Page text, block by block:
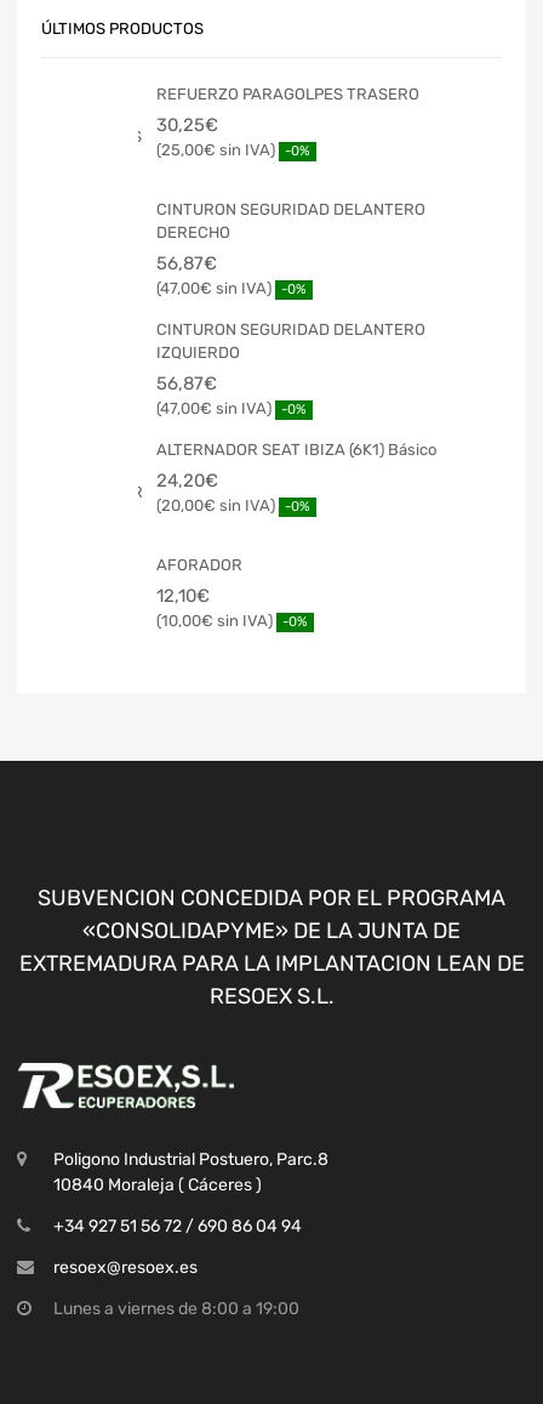
ÚLTIMOS PRODUCTOS
REFUERZO PARAGOLPES TRASERO
30,25€
25,00€ -0%
CINTURON SEGURIDAD DELANTERO
DERECHO
56,87€
47,00€ -0%
CINTURON SEGURIDAD DELANTERO
IZQUIERDO
56,87€
47,00€ -0%
ALTERNADOR SEAT IBIZA (6K1) Básico
24,20€
20,00€ -0%
AFORADOR
12,10€
10,00€ -0%
SUBVENCION CONCEDIDA POR EL PROGRAMA
«CONSOLIDAPYME» DE LA JUNTA DE
EXTREMADURA PARA LA IMPLANTACION LEAN DE
RESOEX S.L.
Poligono Industrial Postuero, Parc.8
10840 Moraleja ( Cáceres )
+34 927 51 56 72 / 690 86 04 94
resoex@resoex.es
Lunes a viernes de 8:00 a 19:00